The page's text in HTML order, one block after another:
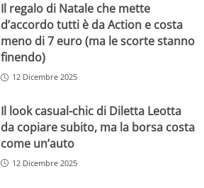
Il regalo di Natale che mette
d’accordo tutti è da Action e costa
meno di 7 euro (ma le scorte stanno
finendo)
12 Dicembre 2025
Il look casual-chic di Diletta Leotta
da copiare subito, ma la borsa costa
come un’auto
12 Dicembre 2025